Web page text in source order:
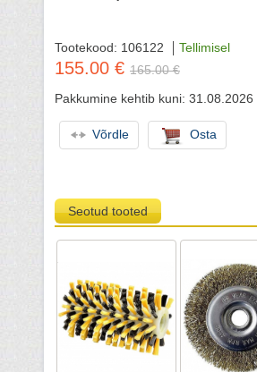
Tootekood: 106122 Tellimisel
155.00 € 165.00 €
Pakkumine kehtib kuni: 31.08.2026
Võrdle Osta
Seotud tooted